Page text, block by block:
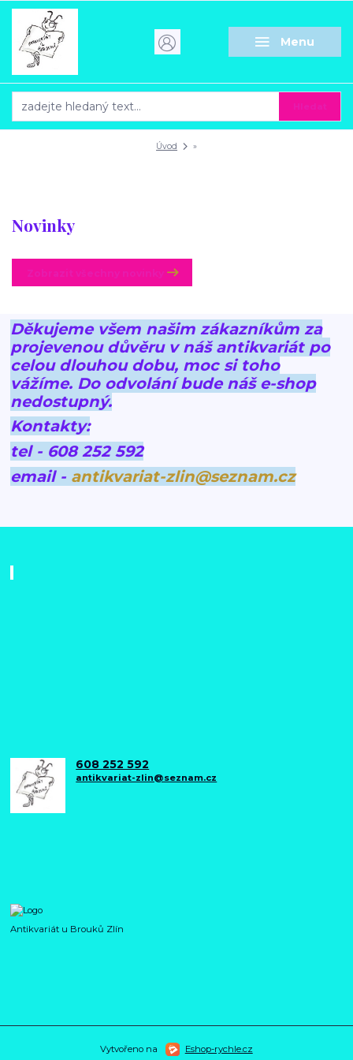
Menu
Úvod »
Novinky
Děkujeme všem našim zákazníkům za
projevenou důvěru v náš antikvariát po
celou dlouhou dobu, moc si toho
vážíme. Do odvolání bude náš e-shop
nedostupný.
Kontakty:
tel - 608 252 592
email - antikvariat-zlin@seznam.cz
608 252 592
antikvariat-zlin@seznam.cz
Antikvariát u Brouků Zlín
Vytvořeno na Eshop-rychle.cz